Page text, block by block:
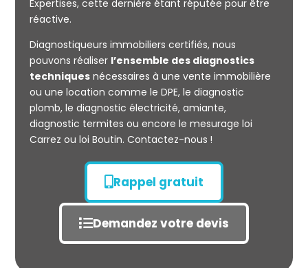
Mesurage
CARREZ
Expertises, cette dernière étant réputée pour être
réactive.
Diagnostiqueurs immobiliers certifiés, nous
pouvons réaliser l’ensemble des diagnostics
techniquesnécessaires à une vente immobilière
ou une location comme le DPE, le diagnostic
plomb, le diagnostic électricité, amiante,
diagnostic termites ou encore le mesurage loi
Carrez ou loi Boutin. Contactez-nous !
Rappel gratuit
Demandez votre devis